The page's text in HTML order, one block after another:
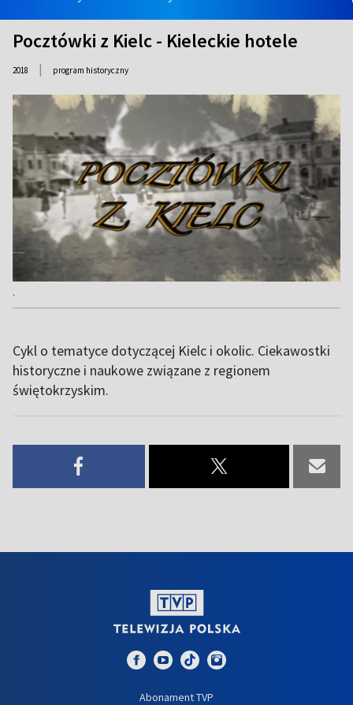
Pocztówki z Kielc - Kieleckie hotele
2018 | program historyczny
.
Cykl o tematyce dotyczącej Kielc i okolic. Ciekawostki
historyczne i naukowe związane z regionem
świętokrzyskim.
Abonament TVP